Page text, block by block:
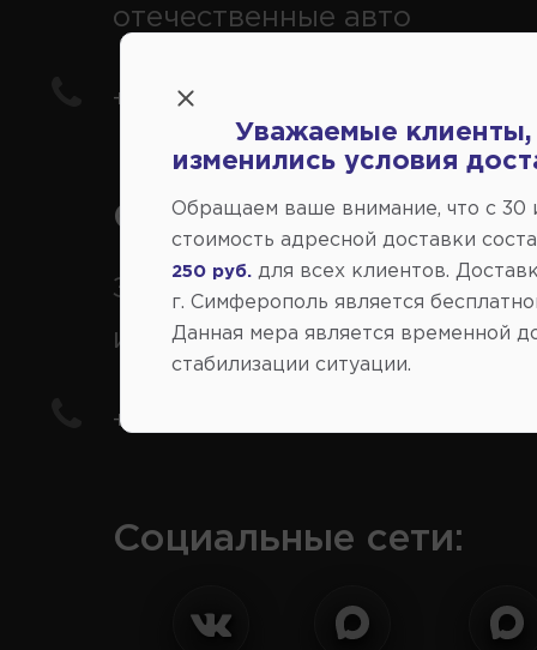
отечественные авто
+7(978) 206-206-5
Справочный центр:
Заказ шин, дисков,
иномарки
+7(978) 206-206-8
Социальные сети:
Уважаемые клиенты,
изменились условия
Обращаем ваше внимание, что c 30
стоимость адресной доставки
250 руб. для всех клиентов.
г. Симферополь является
Данная мера является временной
стабилизации ситуации.